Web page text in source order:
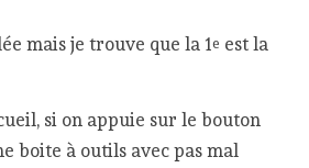
mais je trouve que la 1e est la
si on appuie sur le bouton
boite à outils avec pas mal